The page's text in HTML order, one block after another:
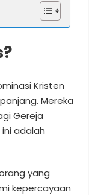
Kristen
Mereka
Gereja
adalah
yang
kepercayaan